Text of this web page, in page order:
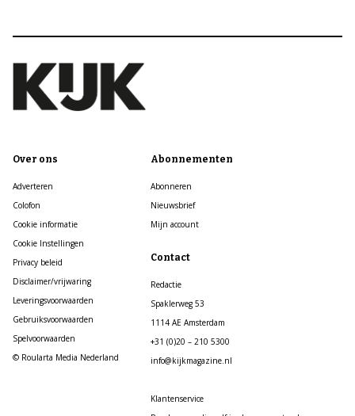
Over ons
Adverteren
Colofon
Cookie informatie
Cookie Instellingen
Privacy beleid
Disclaimer/vrijwaring
Leveringsvoorwaarden
Gebruiksvoorwaarden
Spelvoorwaarden
© Roularta Media Nederland
Abonnementen
Abonneren
Nieuwsbrief
Mijn account
Contact
Redactie
Spaklerweg 53
1114 AE Amsterdam
+31 (0)20 – 210 5300
info@kijkmagazine.nl
Klantenservice